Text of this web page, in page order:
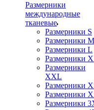
Размерники
международные
тканевые
Размерники S
Размерники M
Размерники L
Размерники
Размерники
XXL
Размерники
Размерники
Размерники